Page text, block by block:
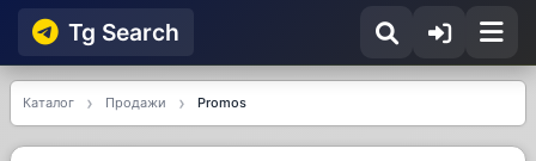
Tg Searсh
Каталог Продажи Promos